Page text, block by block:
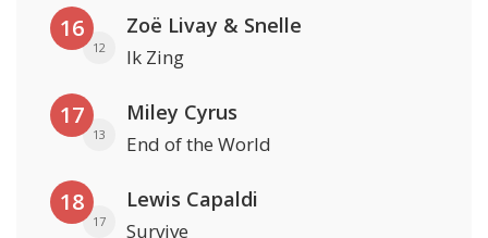
16
12
Zoë Livay & Snelle
Ik Zing
17
13
Miley Cyrus
End of the World
18
17
Lewis Capaldi
Survive